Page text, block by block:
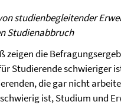
studienbegleitender
Studienabbruch
zeigen die
Studierende schwieriger
die gar nicht
schwierig ist, Studium und